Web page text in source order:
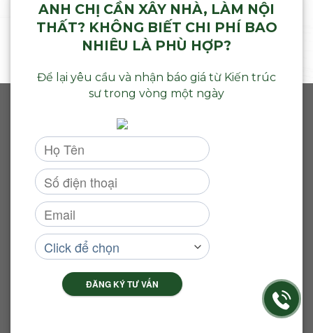
ANH CHỊ CẦN XÂY NHÀ, LÀM NỘI
THẤT? KHÔNG BIẾT CHI PHÍ BAO
NHIÊU LÀ PHÙ HỢP?
Để lại yêu cầu và nhận báo giá từ Kiến trúc
sư trong vòng một ngày
ĐĂNG KÝ TƯ VẤN